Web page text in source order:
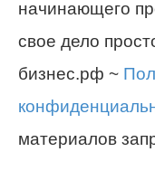
начинающего
свое дело
бизнес.рф ~
материалов